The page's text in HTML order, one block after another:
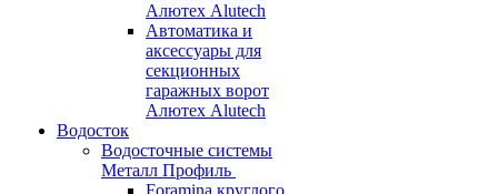
Алютех Alutech
Автоматика и
аксессуары для
секционных
гаражных ворот
Алютех Alutech
Водосток
Водосточные системы
Металл Профиль
Foramina круглого